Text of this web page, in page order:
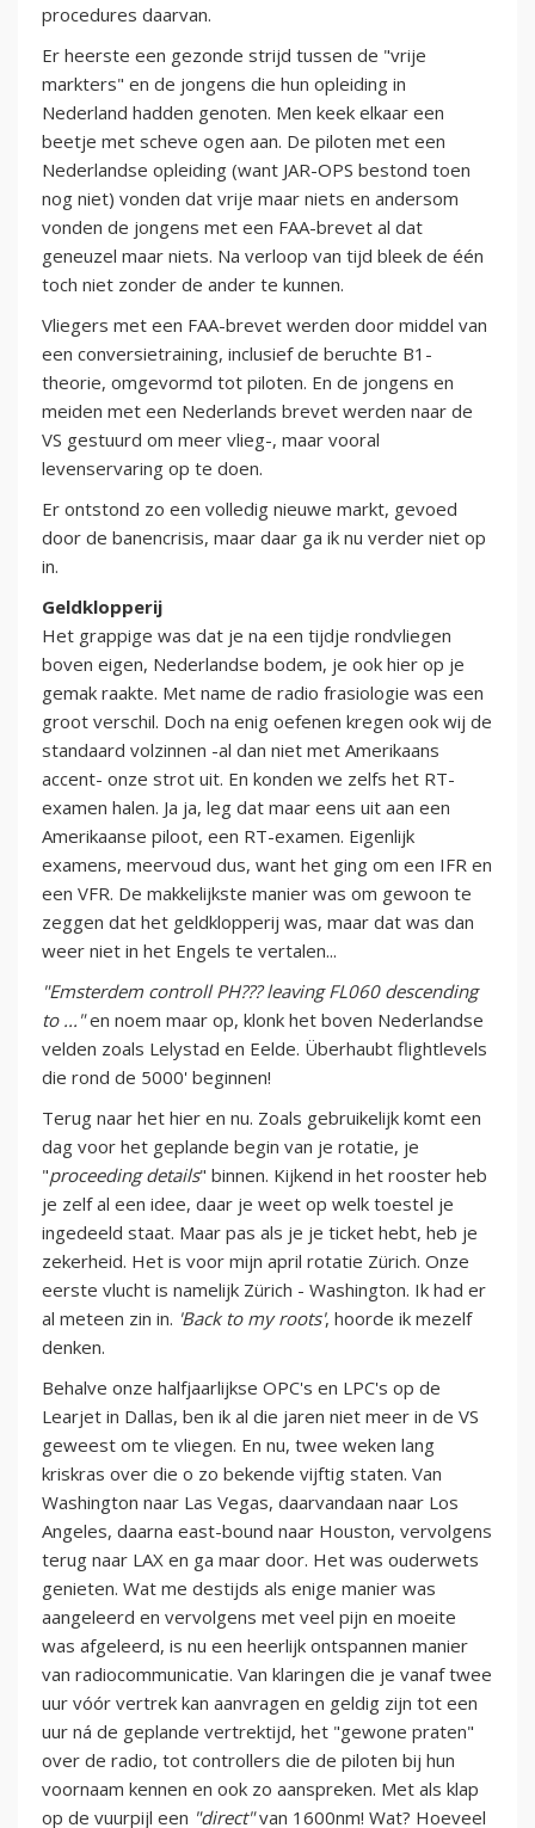
procedures daarvan.
Er heerste een gezonde strijd tussen de "vrije
markters" en de jongens die hun opleiding in
Nederland hadden genoten. Men keek elkaar een
beetje met scheve ogen aan. De piloten met een
Nederlandse opleiding (want JAR-OPS bestond toen
nog niet) vonden dat vrije maar niets en andersom
vonden de jongens met een FAA-brevet al dat
geneuzel maar niets. Na verloop van tijd bleek de één
toch niet zonder de ander te kunnen.
Vliegers met een FAA-brevet werden door middel van
een conversietraining, inclusief de beruchte B1-
theorie, omgevormd tot piloten. En de jongens en
meiden met een Nederlands brevet werden naar de
VS gestuurd om meer vlieg-, maar vooral
levenservaring op te doen.
Er ontstond zo een volledig nieuwe markt, gevoed
door de banencrisis, maar daar ga ik nu verder niet op
in.
Geldklopperij
Het grappige was dat je na een tijdje rondvliegen
boven eigen, Nederlandse bodem, je ook hier op je
gemak raakte. Met name de radio frasiologie was een
groot verschil. Doch na enig oefenen kregen ook wij de
standaard volzinnen -al dan niet met Amerikaans
accent- onze strot uit. En konden we zelfs het RT-
examen halen. Ja ja, leg dat maar eens uit aan een
Amerikaanse piloot, een RT-examen. Eigenlijk
examens, meervoud dus, want het ging om een IFR en
een VFR. De makkelijkste manier was om gewoon te
zeggen dat het geldklopperij was, maar dat was dan
weer niet in het Engels te vertalen...
"Emsterdem controll PH??? leaving FL060 descending
to ..."en noem maar op, klonk het boven Nederlandse
velden zoals Lelystad en Eelde. Überhaubt flightlevels
die rond de 5000' beginnen!
Terug naar het hier en nu. Zoals gebruikelijk komt een
dag voor het geplande begin van je rotatie, je
"proceeding details" binnen. Kijkend in het rooster heb
je zelf al een idee, daar je weet op welk toestel je
ingedeeld staat. Maar pas als je je ticket hebt, heb je
zekerheid. Het is voor mijn april rotatie Zürich. Onze
eerste vlucht is namelijk Zürich - Washington. Ik had er
al meteen zin in. 'Back to my roots', hoorde ik mezelf
denken.
Behalve onze halfjaarlijkse OPC's en LPC's op de
Learjet in Dallas, ben ik al die jaren niet meer in de VS
geweest om te vliegen. En nu, twee weken lang
kriskras over die o zo bekende vijftig staten. Van
Washington naar Las Vegas, daarvandaan naar Los
Angeles, daarna east-bound naar Houston, vervolgens
terug naar LAX en ga maar door. Het was ouderwets
genieten. Wat me destijds als enige manier was
aangeleerd en vervolgens met veel pijn en moeite
was afgeleerd, is nu een heerlijk ontspannen manier
van radiocommunicatie. Van klaringen die je vanaf twee
uur vóór vertrek kan aanvragen en geldig zijn tot een
uur ná de geplande vertrektijd, het "gewone praten"
over de radio, tot controllers die de piloten bij hun
voornaam kennen en ook zo aanspreken. Met als klap
op de vuurpijl een "direct"van 1600nm! Wat? Hoeveel